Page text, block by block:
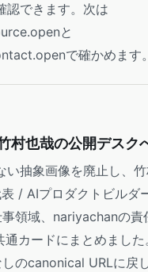
認できます。次は
と
で確かめます。
村也哉の公開デスク
い抽象画像を廃止し、
/ AIプロダクトビルダ
領域、nariyachanの責
カードにまとめました
のcanonical URLに戻